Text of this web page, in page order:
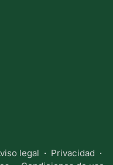
legal · Privacidad ·